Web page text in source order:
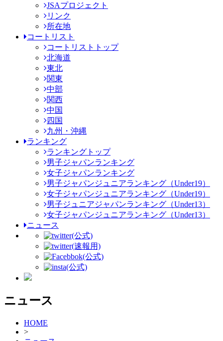
JSAプロジェクト
リンク
所在地
コートリスト
コートリストトップ
北海道
東北
関東
中部
関西
中国
四国
九州・沖縄
ランキング
ランキングトップ
男子ジャパンランキング
女子ジャパンランキング
男子ジャパンジュニアランキング（Under19）
女子ジャパンジュニアランキング（Under19）
男子ジュニアジャパンランキング（Under13）
女子ジャパンジュニアランキング（Under13）
ニュース
(公式)
(速報用)
(公式)
(公式)
ニュース
HOME
>